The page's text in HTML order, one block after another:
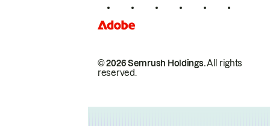
© 2026 Semrush Holdings.All rights
reserved.